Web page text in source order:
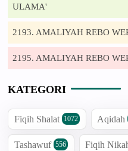
ULAMA'
2193. AMALIYAH REBO
2195. AMALIYAH REBO
KATEGORI
Fiqih Shalat 1072 Aqidah
Tashawuf 556 Fiqih